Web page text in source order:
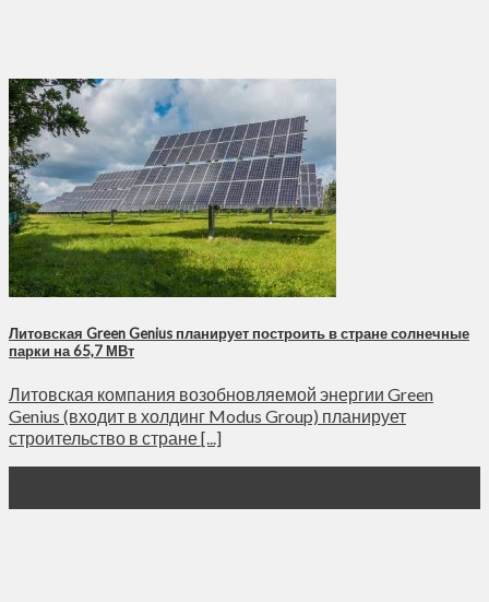
Литовская Green Genius планирует построить в стране солнечные
парки на 65,7 МВт
Литовская компания возобновляемой энергии Green
Genius (входит в холдинг Modus Group) планирует
строительство в стране [...]